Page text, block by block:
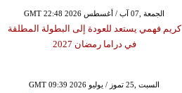
GMT 22:48 2026 الجمعة ,07 آب / أغسطس
كريم فهمي يستعد للعودة إلى البطولة المطلقة
في دراما رمضان 2027
GMT 09:39 2026 السبت ,25 تموز / يوليو